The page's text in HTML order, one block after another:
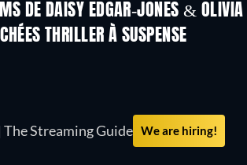
DE DAISY EDGAR-JONES & OLIVIA
THRILLER À SUSPENSE
Série
The Streaming Guide We are hiring!